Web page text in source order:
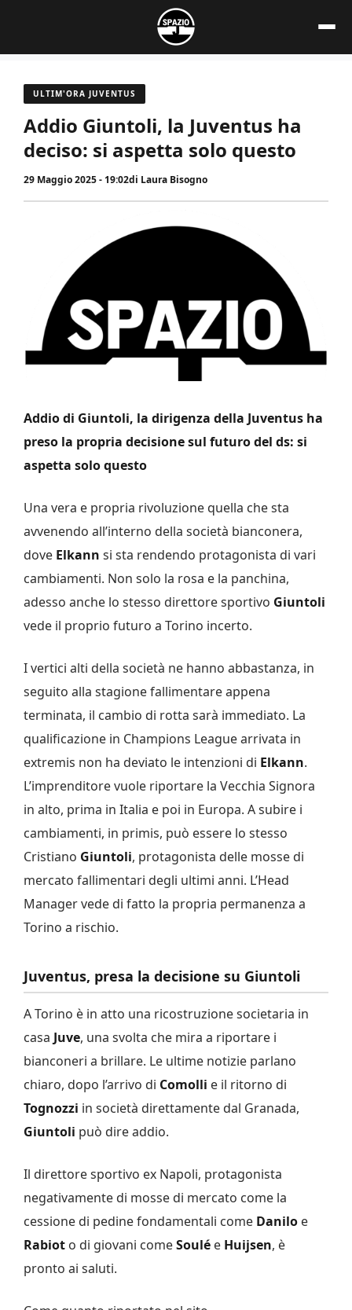
contenuto
ULTIM'ORA JUVENTUS
Addio Giuntoli, la Juventus ha
deciso: si aspetta solo questo
29 Maggio 2025 - 19:02di Laura Bisogno
Addio di Giuntoli, la dirigenza della Juventus ha
preso la propria decisione sul futuro del ds: si
aspetta solo questo
Una vera e propria rivoluzione quella che sta
avvenendo all’interno della società bianconera,
dove Elkann si sta rendendo protagonista di vari
cambiamenti. Non solo la rosa e la panchina,
adesso anche lo stesso direttore sportivo Giuntoli
vede il proprio futuro a Torino incerto.
I vertici alti della società ne hanno abbastanza, in
seguito alla stagione fallimentare appena
terminata, il cambio di rotta sarà immediato. La
qualificazione in Champions League arrivata in
extremis non ha deviato le intenzioni di Elkann.
L’imprenditore vuole riportare la Vecchia Signora
in alto, prima in Italia e poi in Europa. A subire i
cambiamenti, in primis, può essere lo stesso
Cristiano Giuntoli, protagonista delle mosse di
mercato fallimentari degli ultimi anni. L’Head
Manager vede di fatto la propria permanenza a
Torino a rischio.
Juventus, presa la decisione su Giuntoli
A Torino è in atto una ricostruzione societaria in
casa Juve, una svolta che mira a riportare i
bianconeri a brillare. Le ultime notizie parlano
chiaro, dopo l’arrivo di Comolli e il ritorno di
Tognozzi in società direttamente dal Granada,
Giuntoli può dire addio.
Il direttore sportivo ex Napoli, protagonista
negativamente di mosse di mercato come la
cessione di pedine fondamentali come Danilo e
Rabiot o di giovani comeSoulé e Huijsen, è
pronto ai saluti.